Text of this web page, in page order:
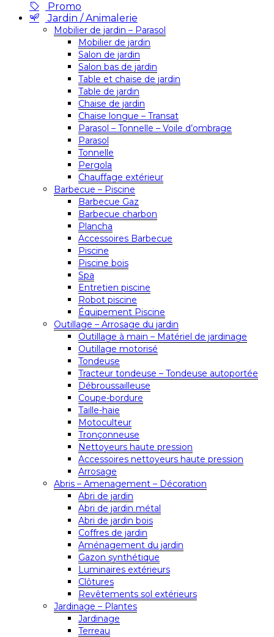
Promo
Jardin / Animalerie
Mobilier de jardin – Parasol
Mobilier de jardin
Salon de jardin
Salon bas de jardin
Table et chaise de jardin
Table de jardin
Chaise de jardin
Chaise longue – Transat
Parasol – Tonnelle – Voile d’ombrage
Parasol
Tonnelle
Pergola
Chauffage extérieur
Barbecue – Piscine
Barbecue Gaz
Barbecue charbon
Plancha
Accessoires Barbecue
Piscine
Piscine bois
Spa
Entretien piscine
Robot piscine
Équipement Piscine
Outillage – Arrosage du jardin
Outillage à main – Matériel de jardinage
Outillage motorisé
Tondeuse
Tracteur tondeuse – Tondeuse autoportée
Débroussailleuse
Coupe-bordure
Taille-haie
Motoculteur
Tronçonneuse
Nettoyeurs haute pression
Accessoires nettoyeurs haute pression
Arrosage
Abris – Amenagement – Décoration
Abri de jardin
Abri de jardin métal
Abri de jardin bois
Coffres de jardin
Aménagement du jardin
Gazon synthétique
Luminaires extérieurs
Clôtures
Revêtements sol extérieurs
Jardinage – Plantes
Jardinage
Terreau